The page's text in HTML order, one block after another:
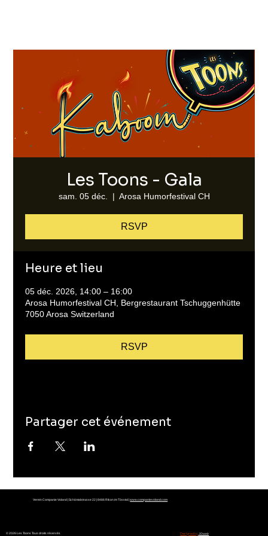
Les Toons - Gala
sam. 05 déc.
  |
Arosa Humorfestival CH
RSVP
Heure et lieu
05 déc. 2026, 14:00 – 16:00
Arosa Humorfestival CH, Bergrestaurant Tschuggenhütte
7050 Arosa Switzerland
RSVP
Partager cet événement
Verein Companie Voland | Schöntalstrasse 22 | 8486 Rikon im Tösstal |www.companievoland.com
© 2026 Les Toons Tous droits réservés Designed by JDweb